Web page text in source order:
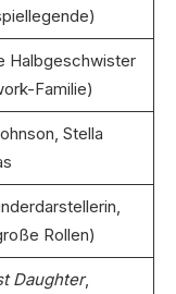
Halbgeschwister
Familie)
Stella
Rollen)
Daughter,